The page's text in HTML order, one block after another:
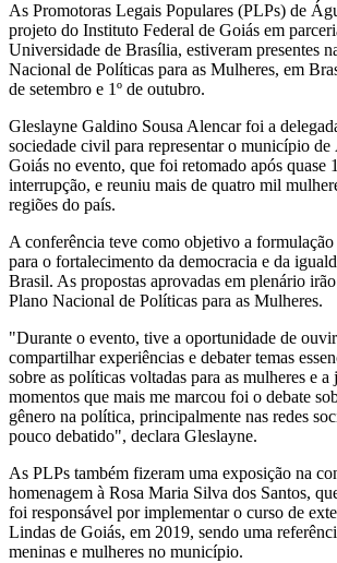
As Promotoras Legais Populares (PLPs) de
projeto do Instituto Federal de Goiás em
Universidade de Brasília, estiveram presentes
Nacional de Políticas para as Mulheres, em
de setembro e 1º de outubro.
Gleslayne Galdino Sousa Alencar foi a
sociedade civil para representar o município
Goiás no evento, que foi retomado após quase
interrupção, e reuniu mais de quatro mil
regiões do país.
A conferência teve como objetivo a
para o fortalecimento da democracia e da
Brasil. As propostas aprovadas em plenário
Plano Nacional de Políticas para as Mulheres.
"Durante o evento, tive a oportunidade de
compartilhar experiências e debater temas
sobre as políticas voltadas para as mulheres e
momentos que mais me marcou foi o debate
gênero na política, principalmente nas redes
pouco debatido", declara Gleslayne.
As PLPs também fizeram uma exposição na
homenagem à Rosa Maria Silva dos Santos,
foi responsável por implementar o curso de
Lindas de Goiás, em 2019, sendo uma
meninas e mulheres no município.